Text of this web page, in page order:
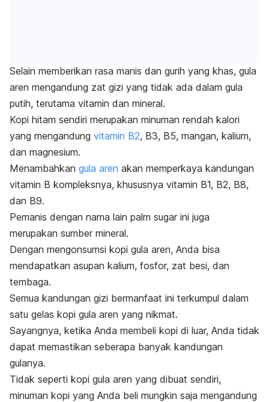
Selain memberikan rasa manis dan gurih yang khas, gula
aren mengandung zat gizi yang tidak ada dalam gula
putih, terutama vitamin dan mineral.
Kopi hitam sendiri merupakan minuman rendah kalori
yang mengandung vitamin B2, B3, B5, mangan, kalium,
dan magnesium.
Menambahkan gula aren akan memperkaya kandungan
vitamin B kompleksnya, khususnya vitamin B1, B2, B8,
dan B9.
Pemanis dengan nama lain palm sugar ini juga
merupakan sumber mineral.
Dengan mengonsumsi kopi gula aren, Anda bisa
mendapatkan asupan kalium, fosfor, zat besi, dan
tembaga.
Semua kandungan gizi bermanfaat ini terkumpul dalam
satu gelas kopi gula aren yang nikmat.
Sayangnya, ketika Anda membeli kopi di luar, Anda tidak
dapat memastikan seberapa banyak kandungan
gulanya.
Tidak seperti kopi gula aren yang dibuat sendiri,
minuman kopi yang Anda beli mungkin saja mengandung